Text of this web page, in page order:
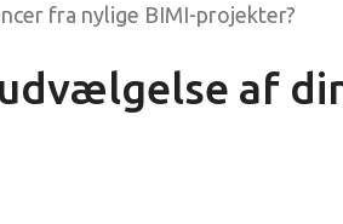
fra nylige BIMI-projekter?
af